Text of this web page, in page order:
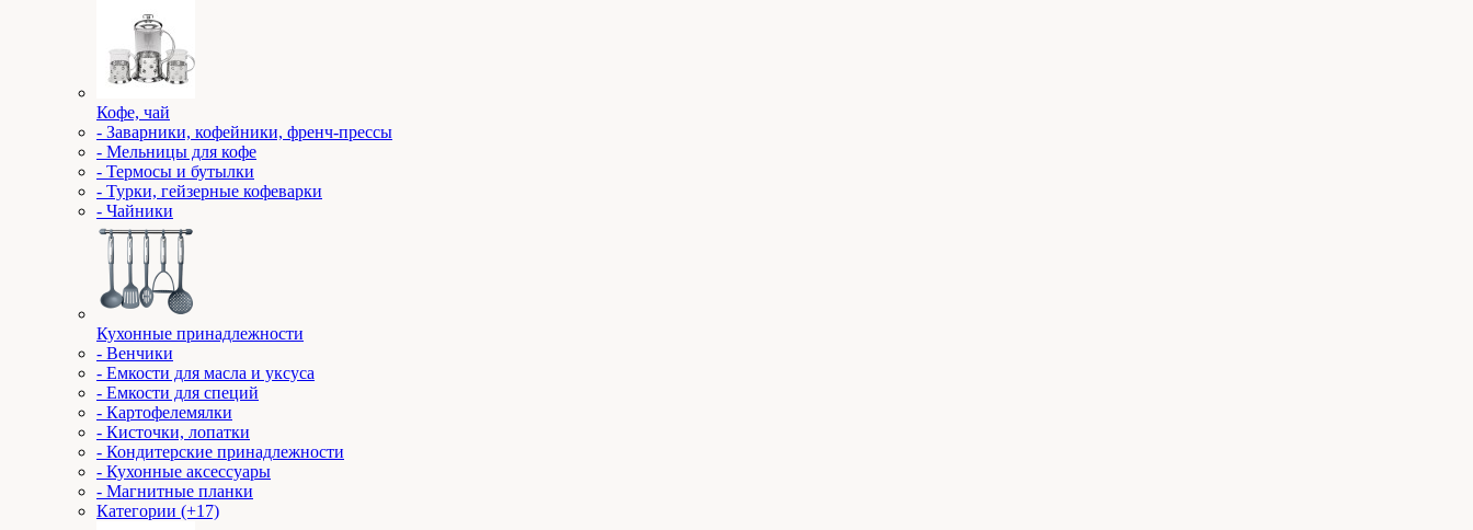
Кофе, чай
- Заварники, кофейники, френч-прессы
- Мельницы для кофе
- Термосы и бутылки
- Турки, гейзерные кофеварки
- Чайники
Кухонные принадлежности
- Венчики
- Емкости для масла и уксуса
- Емкости для специй
- Картофелемялки
- Кисточки, лопатки
- Кондитерские принадлежности
- Кухонные аксессуары
- Магнитные планки
Категории (+17)